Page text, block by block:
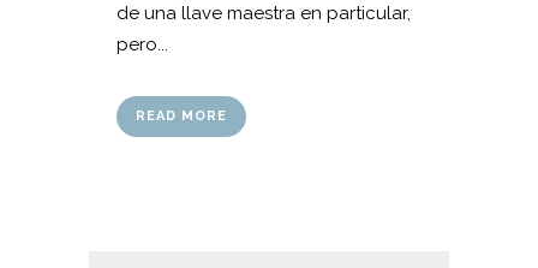
de una llave maestra en particular,
pero...
READ MORE